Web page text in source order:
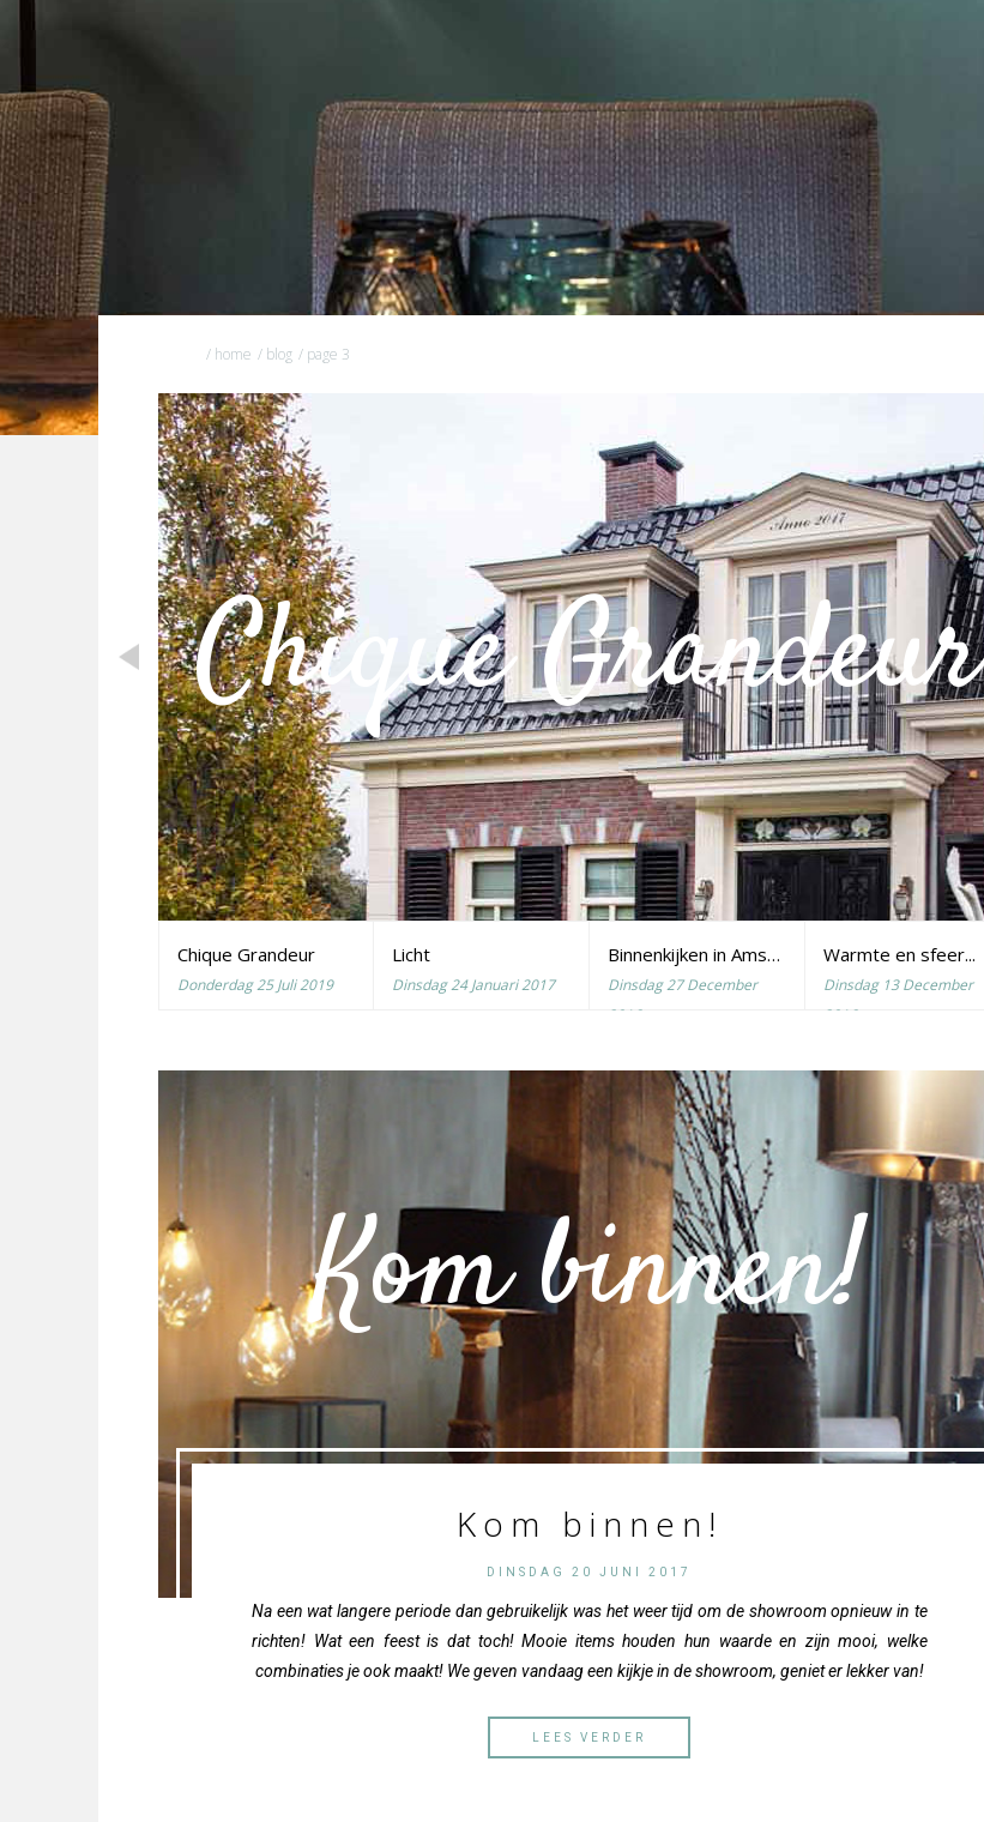
/ home / blog / page 3
Chique Grandeur
Chique Grandeur
Donderdag 25 Juli 2019
Licht
Dinsdag 24 Januari 2017
Binnenkijken in Amsterdam
Dinsdag 27 December
2016
Warmte en sfeer...
Dinsdag 13 December
2016
Kom binnen!
Kom binnen!
DINSDAG 20 JUNI 2017
Na een wat langere periode dan gebruikelijk was het weer tijd om de showroom opnieuw in te
richten! Wat een feest is dat toch! Mooie items houden hun waarde en zijn mooi, welke
combinaties je ook maakt! We geven vandaag een kijkje in de showroom, geniet er lekker van!
LEES VERDER